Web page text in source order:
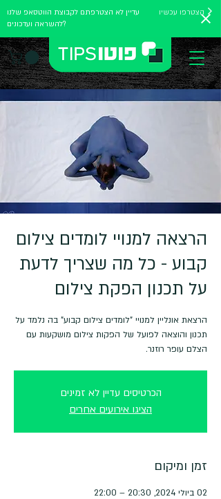
עדיין לא הצטרפתם לקבוצת הווטסאפ שלנו
להשראה ועדכונים?
הרצאה למנויי לומדים צילום
קבוע - כל מה שצריך לדעת
על תכנון הפקת צילום
הרצאת אונליין למנויי "לומדים צילום קבוע" בה נלמד על
תכנון והוצאה לפועל של הפקות צילום מושקעות עם
הצלם עופר רוזנר.
הכרטיסים עדיין לא זמינים
הציגו אירועים אחרים
זמן ומיקום
02 ביולי 2024, 20:30 – 22:00